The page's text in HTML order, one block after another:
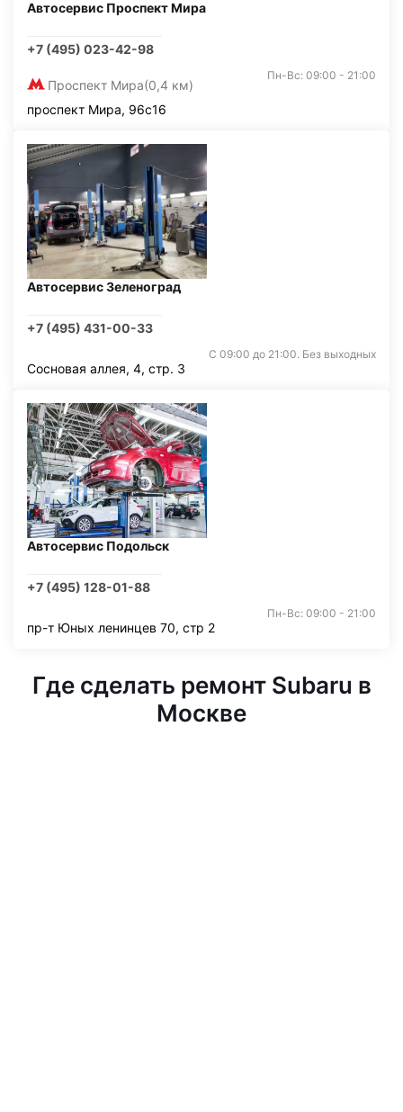
Автосервис Проспект Мира
+7 (495) 023-42-98
Проспект Мира(0,4 км)
Пн-Вс: 09:00 - 21:00
проспект Мира, 96с16
Автосервис Зеленоград
+7 (495) 431-00-33
С 09:00 до 21:00. Без выходных
Сосновая аллея, 4, стр. 3
Автосервис Подольск
+7 (495) 128-01-88
Пн-Вс: 09:00 - 21:00
пр-т Юных ленинцев 70, стр 2
Где сделать ремонт Subaru в
Москве